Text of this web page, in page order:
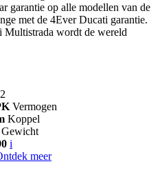
garantie op alle modellen van de
met de 4Ever Ducati garantie.
Multistrada wordt de wereld
Vermogen
Koppel
Gewicht
i
meer